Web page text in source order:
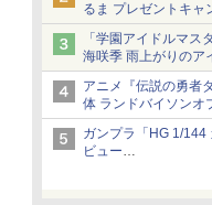
るま プレゼントキャ
子どもが楽しめるか
コラボの楽しさを追求
「学園アイドルマス
海咲季 雨上がりのア
年4月に発売
アニメ『伝説の勇者
体 ランドバイソンオ
年5月に発売
「THE合体ランドバ
ョンパーツセット
ガンプラ「HG 1/144
ビュー
『機動新世紀ガンダ
ームガトリングの変